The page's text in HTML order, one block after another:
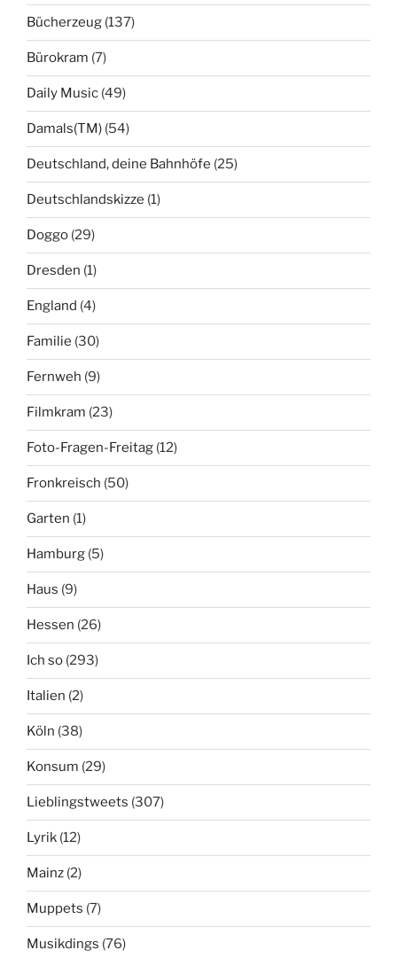
Bücherzeug (137)
Bürokram (7)
Daily Music (49)
Damals(TM) (54)
Deutschland, deine Bahnhöfe (25)
Deutschlandskizze (1)
Doggo (29)
Dresden (1)
England (4)
Familie (30)
Fernweh (9)
Filmkram (23)
Foto-Fragen-Freitag (12)
Fronkreisch (50)
Garten (1)
Hamburg (5)
Haus (9)
Hessen (26)
Ich so (293)
Italien (2)
Köln (38)
Konsum (29)
Lieblingstweets (307)
Lyrik (12)
Mainz (2)
Muppets (7)
Musikdings (76)